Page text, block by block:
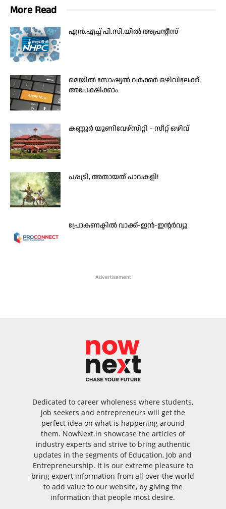
More Read
എൻ.എച്ച് പി.സി.യിൽ അപ്രന്റീസ്
മെയില്‍ സോഷ്യല്‍ വര്‍ക്കര്‍ ഒഴിവിലേക്ക്
അപേക്ഷിക്കാം
കണ്ണൂർ യൂണിവേഴ്സിറ്റി – സീറ്റ് ഒഴിവ്
പപ്പട്രി, അതായത് പാവകളി!
പ്രോകണക്ടിൽ വാക്ക്-ഇൻ-ഇന്റർവ്യൂ
Advertisement
Dedicated to career wholeness where students,
job seekers and entrepreneurs will get the
perfect idea on what is happening around
them. NowNext.in showcase the articles of
industry experts and strive to bring authentic
updates in the segments of Education, Job and
Entrepreneurship. It is our extreme pleasure to
bring expert information from all over the world
to add value to our website, by giving the
information that people most desire.